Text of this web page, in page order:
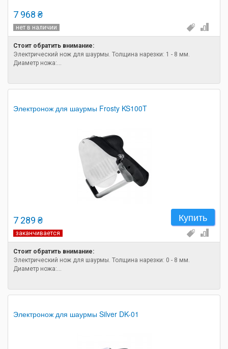
7 968 ₴
нет в наличии
Стоит обратить внимание:
Электрический нож для шаурмы. Толщина нарезки: 1 - 8 мм.
Диаметр ножа:...
Электронож для шаурмы Frosty KS100T
7 289 ₴ Купить
заканчивается
Стоит обратить внимание:
Электрический нож для шаурмы. Толщина нарезки: 0 - 8 мм.
Диаметр ножа:...
Электронож для шаурмы Silver DK-01